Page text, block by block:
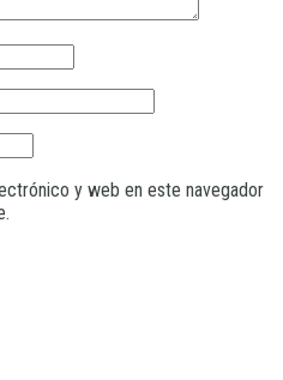
y web en este navegador